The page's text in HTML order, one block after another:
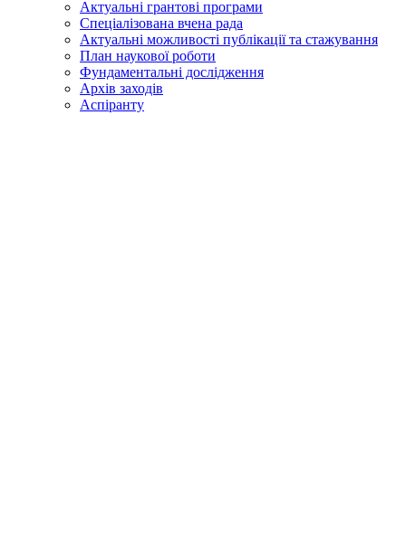
Актуальні грантові програми
Спеціалізована вчена рада
Актуальні можливості публікації та стажування
План наукової роботи
Фундаментальні дослідження
Архів заходів
Аспіранту